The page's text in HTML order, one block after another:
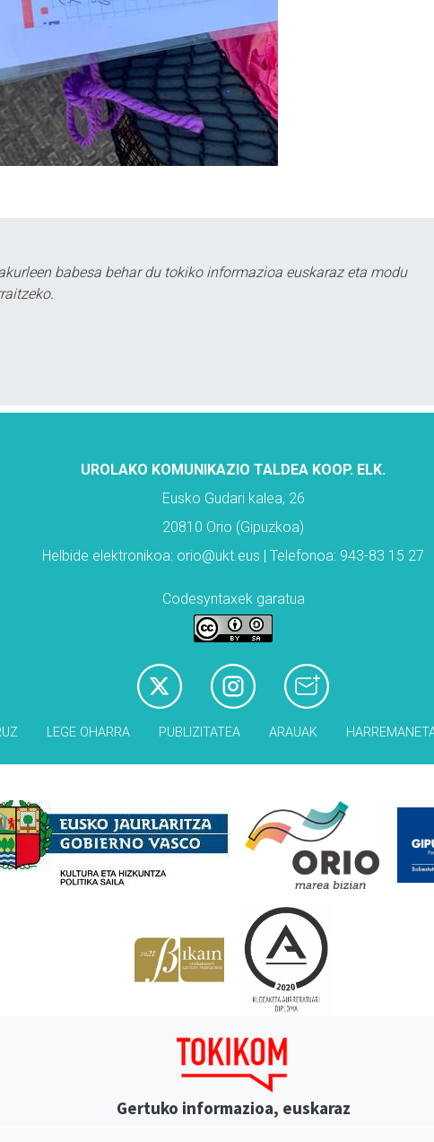
babesa behar du tokiko informazioa euskaraz eta modu
UROLAKO KOMUNIKAZIO TALDEA KOOP. ELK.
Eusko Gudari kalea, 26
20810 Orio (Gipuzkoa)
Helbide elektronikoa: orio@ukt.eus | Telefonoa: 943-83 15 27
Codesyntaxek garatua
LEGE OHARRA PUBLIZITATEA ARAUAK
Gertuko informazioa, euskaraz